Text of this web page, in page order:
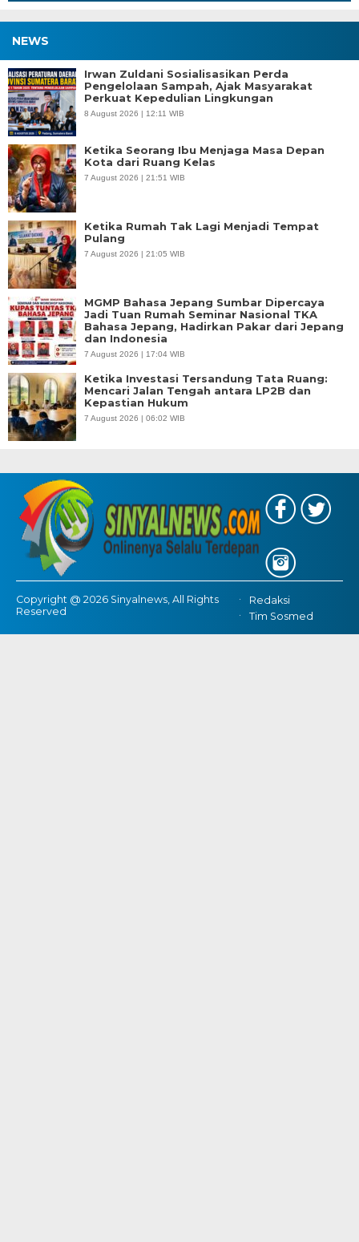
NEWS
Irwan Zuldani Sosialisasikan Perda
Pengelolaan Sampah, Ajak Masyarakat
Perkuat Kepedulian Lingkungan
8 August 2026 | 12:11 WIB
Ketika Seorang Ibu Menjaga Masa Depan
Kota dari Ruang Kelas
7 August 2026 | 21:51 WIB
Ketika Rumah Tak Lagi Menjadi Tempat
Pulang
7 August 2026 | 21:05 WIB
MGMP Bahasa Jepang Sumbar Dipercaya
Jadi Tuan Rumah Seminar Nasional TKA
Bahasa Jepang, Hadirkan Pakar dari Jepang
dan Indonesia
7 August 2026 | 17:04 WIB
Ketika Investasi Tersandung Tata Ruang:
Mencari Jalan Tengah antara LP2B dan
Kepastian Hukum
7 August 2026 | 06:02 WIB
Copyright @ 2026 Sinyalnews, All Rights
Reserved
Redaksi
Tim Sosmed